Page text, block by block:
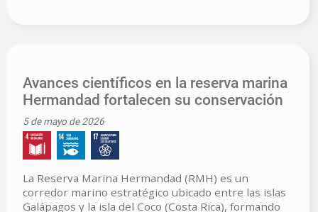
Avances científicos en la reserva marina
Hermandad fortalecen su conservación
5 de mayo de 2026
La Reserva Marina Hermandad (RMH) es un
corredor marino estratégico ubicado entre las islas
Galápagos y la isla del Coco (Costa Rica), formando